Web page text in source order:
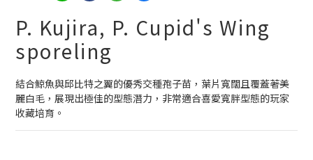
P. Kujira, P. Cupid's Wing
sporeling
結合鯨魚與邱比特之翼的優秀交種孢子苗，葉片寬闊且覆蓋著美
麗白毛，展現出極佳的型態潛力，非常適合喜愛寬胖型態的玩家
收藏培育。